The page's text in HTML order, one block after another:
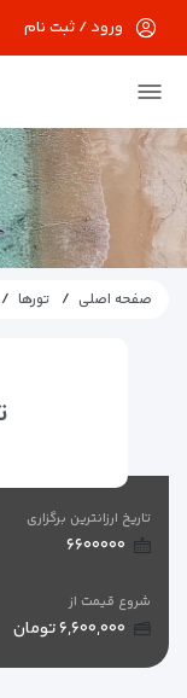
ورود / ثبت نام
صفحه اصلی تورها
تاریخ ارزانترین برگزاری
۶۶۰۰۰۰۰
شروع قیمت از
۶,۶۰۰,۰۰۰ تومان